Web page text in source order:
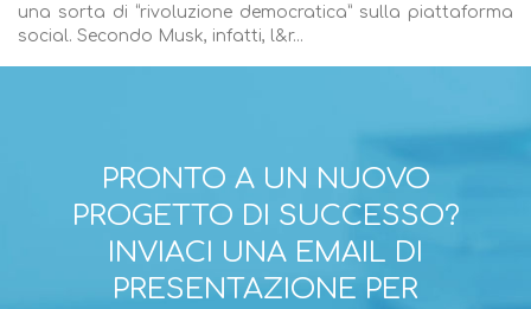
una sorta di “rivoluzione democratica” sulla piattaforma
social. Secondo Musk, infatti, l&r...
PRONTO A UN NUOVO
PROGETTO DI SUCCESSO?
INVIACI UNA EMAIL DI
PRESENTAZIONE PER